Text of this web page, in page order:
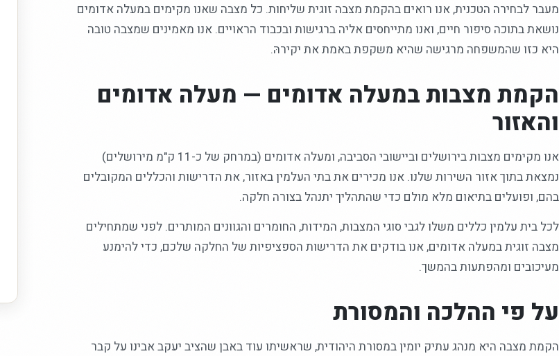
מעבר לבחירה הטכנית, אנו רואים בהקמת מצבה זוגית שליחות. כל מצבה שאנו מקימים במעלה אדומים
נושאת בתוכה סיפור חיים, ואנו מתייחסים אליה ברגישות ובכבוד הראויים. אנו מאמינים שמצבה טובה
היא כזו שהמשפחה מרגישה שהיא משקפת באמת את יקירהּ.
הקמת מצבות במעלה אדומים — מעלה אדומים
והאזור
אנו מקימים מצבות בירושלים וביישובי הסביבה, ומעלה אדומים (במרחק של כ-11 ק"מ מירושלים)
נמצאת בתוך אזור השירות שלנו. אנו מכירים את בתי העלמין באזור, את הדרישות והכללים המקובלים
בהם, ופועלים בתיאום מלא מולם כדי שהתהליך יתנהל בצורה חלקה.
לכל בית עלמין כללים משלו לגבי סוגי המצבות, המידות, החומרים והגוונים המותרים. לפני שמתחילים
מצבה זוגית במעלה אדומים, אנו בודקים את הדרישות הספציפיות של החלקה שלכם, כדי להימנע
מעיכובים ומהפתעות בהמשך.
על פי ההלכה והמסורת
הקמת מצבה היא מנהג עתיק יומין במסורת היהודית, שראשיתו עוד באבן שהציב יעקב אבינו על קבר